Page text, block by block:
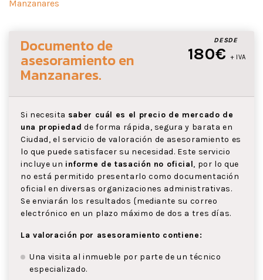
Manzanares
DESDE
180€ + IVA
Documento de
asesoramientoen
Manzanares.
Si necesita saber cuál es el precio de mercado de
una propiedad de forma rápida, segura y barata en
Ciudad, el servicio de valoración de asesoramiento es
lo que puede satisfacer su necesidad. Este servicio
incluye un informe de tasación no oficial, por lo que
no está permitido presentarlo como documentación
oficial en diversas organizaciones administrativas.
Se enviarán los resultados {mediante su correo
electrónico en un plazo máximo de dos a tres días.
La valoración por asesoramiento contiene:
Una visita al inmueble por parte de un técnico
especializado.